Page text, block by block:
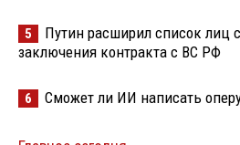
5
Путин расширил список лиц
заключения контракта с ВС РФ
6 Сможет ли ИИ написать